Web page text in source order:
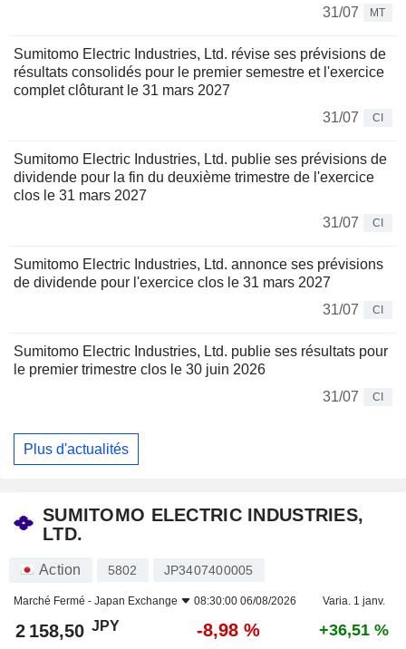
31/07
MT
Sumitomo Electric Industries, Ltd. révise ses prévisions de
résultats consolidés pour le premier semestre et l'exercice
complet clôturant le 31 mars 2027
31/07
CI
Sumitomo Electric Industries, Ltd. publie ses prévisions de
dividende pour la fin du deuxième trimestre de l'exercice
clos le 31 mars 2027
31/07
CI
Sumitomo Electric Industries, Ltd. annonce ses prévisions
de dividende pour l'exercice clos le 31 mars 2027
31/07
CI
Sumitomo Electric Industries, Ltd. publie ses résultats pour
le premier trimestre clos le 30 juin 2026
31/07
CI
Plus d'actualités
SUMITOMO ELECTRIC INDUSTRIES,
LTD.
Action 5802 JP3407400005
Marché Fermé - Japan Exchange 08:30:00 06/08/2026 Varia. 1 janv.
2 158,50 JPY -8,98 % +36,51 %